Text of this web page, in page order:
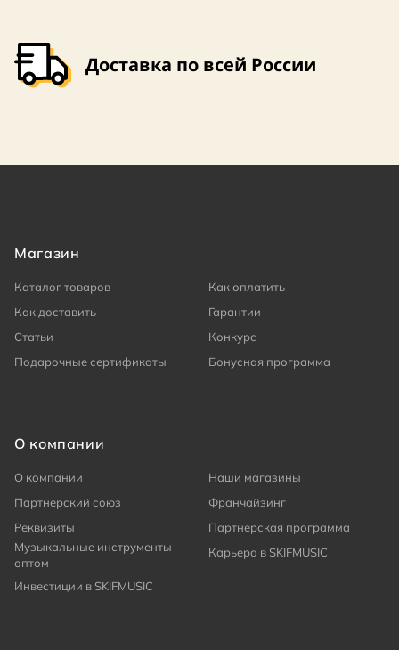
Доставка по всей России
Магазин
Каталог товаров
Как оплатить
Как доставить
Гарантии
Статьи
Конкурс
Подарочные сертификаты
Бонусная программа
О компании
О компании
Наши магазины
Партнерский союз
Франчайзинг
Реквизиты
Партнерская программа
Музыкальные инструменты
оптом
Карьера в SKIFMUSIC
Инвестиции в SKIFMUSIC